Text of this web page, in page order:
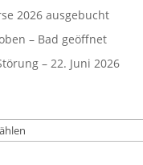
2026 ausgebucht
– Bad geöffnet
– 22. Juni 2026